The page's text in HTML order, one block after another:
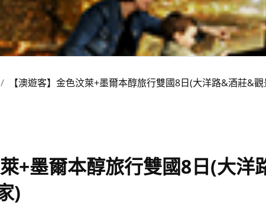
【澳遊客】金色汶萊+墨爾本醇旅行雙國8日(大洋路&酒莊&
萊+墨爾本醇旅行雙國8日(大
)